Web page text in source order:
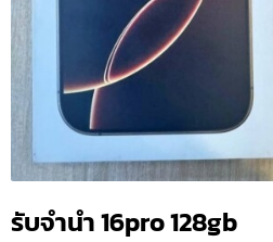
รับจำนำ 16pro 128gb